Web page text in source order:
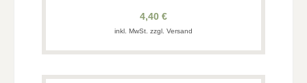
4,40 €
inkl. MwSt. zzgl. Versand